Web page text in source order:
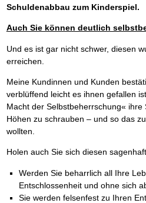
Schuldenabbau zum Kinderspiel.
Auch Sie können deutlich
Und es ist gar nicht schwer, diesen
erreichen.
Meine Kundinnen und Kunden
verblüffend leicht es ihnen gefallen
Macht der Selbstbeherrschung«
Höhen zu schrauben – und so das
wollten.
Holen auch Sie sich diesen
Werden Sie beharrlich all Ihre
Entschlossenheit und ohne sich
Sie werden felsenfest zu Ihren